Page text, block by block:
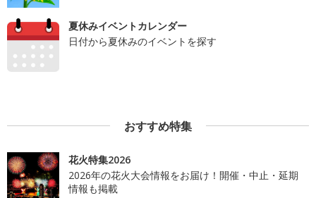
夏休みイベントカレンダー
日付から夏休みのイベントを探す
おすすめ特集
花火特集2026
2026年の花火大会情報をお届け！開催・中止・延期
情報も掲載